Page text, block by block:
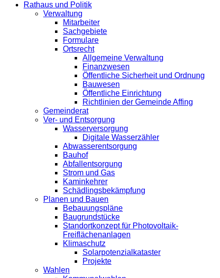
Rathaus und Politik
Verwaltung
Mitarbeiter
Sachgebiete
Formulare
Ortsrecht
Allgemeine Verwaltung
Finanzwesen
Öffentliche Sicherheit und Ordnung
Bauwesen
Öffentliche Einrichtung
Richtlinien der Gemeinde Affing
Gemeinderat
Ver- und Entsorgung
Wasserversorgung
Digitale Wasserzähler
Abwasserentsorgung
Bauhof
Abfallentsorgung
Strom und Gas
Kaminkehrer
Schädlingsbekämpfung
Planen und Bauen
Bebauungspläne
Baugrundstücke
Standortkonzept für Photovoltaik-
Freiflächenanlagen
Klimaschutz
Solarpotenzialkataster
Projekte
Wahlen